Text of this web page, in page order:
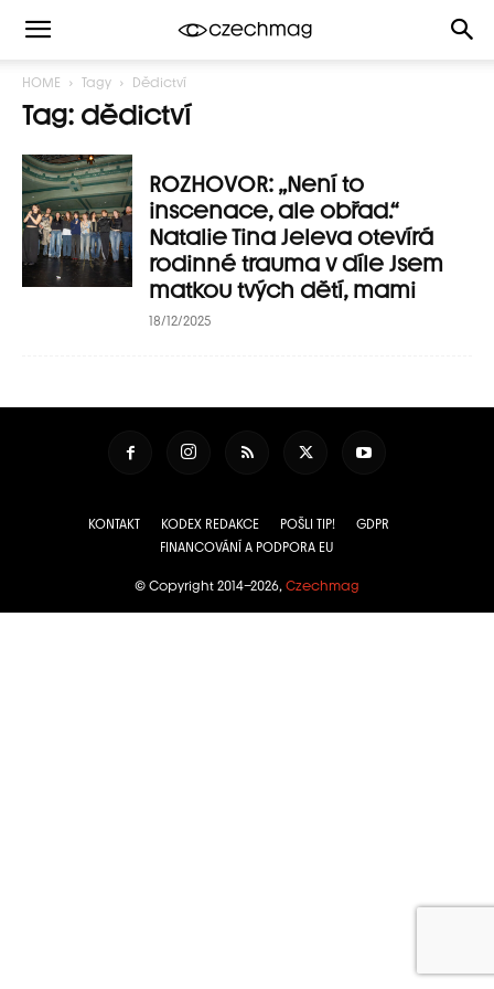
HOME Tagy Dědictví
Tag: dědictví
ROZHOVOR: „Není to
inscenace, ale obřad.“
Natalie Tina Jeleva otevírá
rodinné trauma v díle Jsem
matkou tvých dětí, mami
18/12/2025
KONTAKT KODEX REDAKCE POŠLI TIP!
GDPR
FINANCOVÁNÍ A PODPORA EU
© Copyright 2014–2026, Czechmag